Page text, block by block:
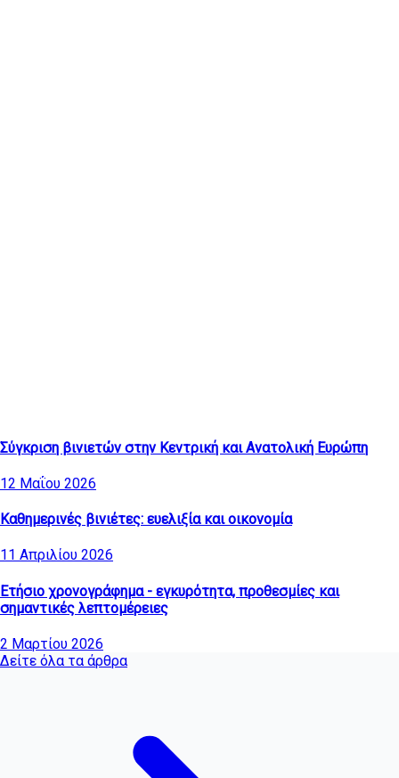
Σύγκριση βινιετών στην Κεντρική και Ανατολική Ευρώπη
12 Μαΐου 2026
Καθημερινές βινιέτες: ευελιξία και οικονομία
11 Απριλίου 2026
Ετήσιο χρονογράφημα - εγκυρότητα, προθεσμίες και
σημαντικές λεπτομέρειες
2 Μαρτίου 2026
Δείτε όλα τα άρθρα